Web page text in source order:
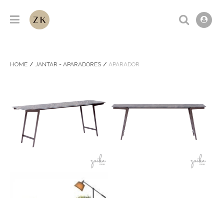
HOME JANTAR - APARADORES APARADOR